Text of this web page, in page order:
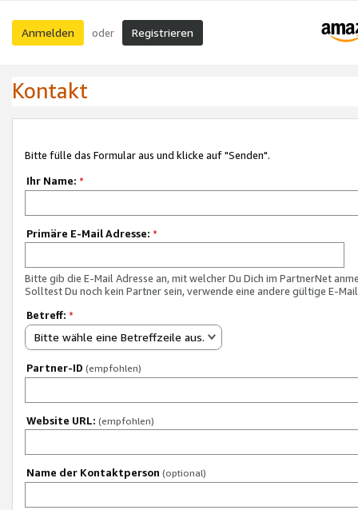
Anmelden oder Registrieren
Kontakt
Bitte fülle das Formular aus und klicke auf "Senden".
Ihr Name: *
Primäre E-Mail Adresse: *
Bitte gib die E-Mail Adresse an, mit welcher Du Dich im PartnerNet
Solltest Du noch kein Partner sein, verwende eine andere gültige E-
Betreff: *
Bitte wähle eine Betreffzeile aus.
Partner-ID (empfohlen)
Website URL: (empfohlen)
Name der Kontaktperson (optional)